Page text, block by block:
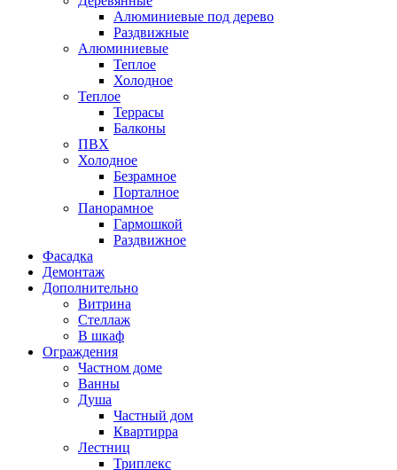
Алюминиевые под дерево
Раздвижные
Алюминиевые
Теплое
Холодное
Теплое
Террасы
Балконы
ПВХ
Холодное
Безрамное
Порталное
Панорамное
Гармошкой
Раздвижное
Фасадка
Демонтаж
Дополнительно
Витрина
Стеллаж
В шкаф
Ограждения
Частном доме
Ванны
Душа
Частный дом
Квартирра
Лестниц
Триплекс